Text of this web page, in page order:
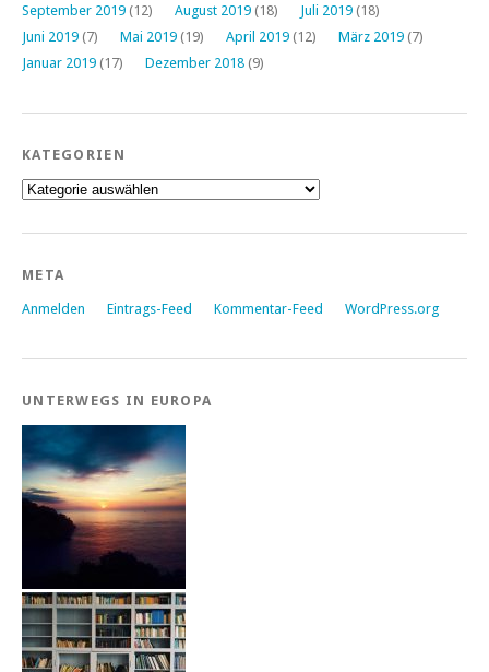
September 2019 (12) August 2019 (18) Juli 2019 (18)
Juni 2019 (7) Mai 2019 (19) April 2019 (12) März 2019 (7)
Januar 2019 (17) Dezember 2018 (9)
KATEGORIEN
Kategorien
META
Anmelden Eintrags-Feed Kommentar-Feed WordPress.org
UNTERWEGS IN EUROPA